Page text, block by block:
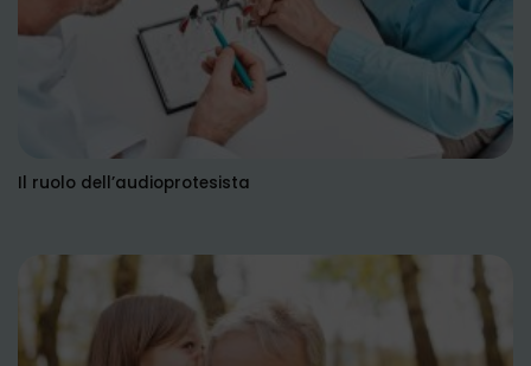
Il ruolo dell’audioprotesista